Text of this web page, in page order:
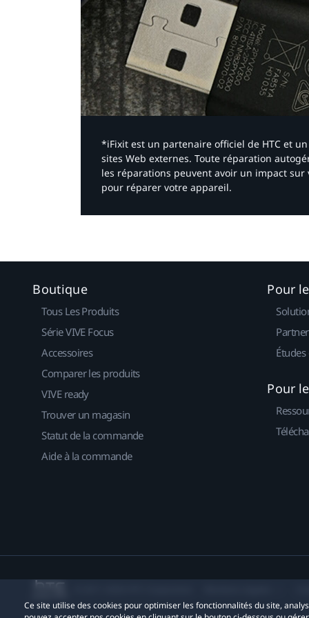
*iFixit est un partenaire officiel de HTC et
sites Web externes. Toute réparation
les réparations peuvent avoir un impact
pour réparer votre appareil.​
Ce site utilise des cookies pour optimiser les fonctionnalités du site,
Boutique
Tous Les Produits
Série VIVE Focus
Accessoires
Comparer les produits
VIVE ready
Trouver un magasin
Statut de la commande
Aide à la commande
Pour
Études
Pour